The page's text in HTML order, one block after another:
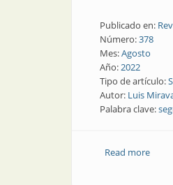
Publicado en:
Número:378
Mes:Agosto
Año:2022
Tipo de artículo:
Autor: Luis
Palabra clave:
Read more